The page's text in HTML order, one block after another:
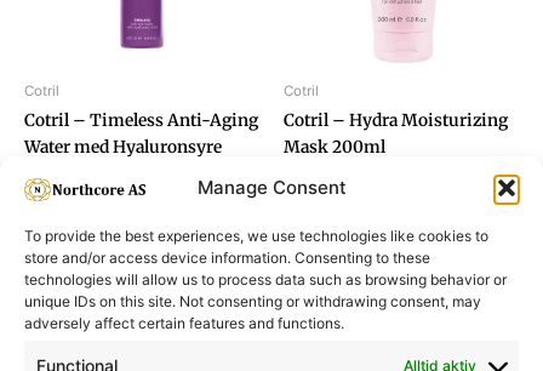
Manage Consent
To provide the best experiences, we use technologies like cookies to
store and/or access device information. Consenting to these
technologies will allow us to process data such as browsing behavior or
unique IDs on this site. Not consenting or withdrawing consent, may
adversely affect certain features and functions.
Functional Alltid aktiv
Cotril
Cotril – Timeless Anti-Aging
Water med Hyaluronsyre
200ml
Cotril
Cotril – Hydra Moisturizing
Mask 200ml
Informasjon